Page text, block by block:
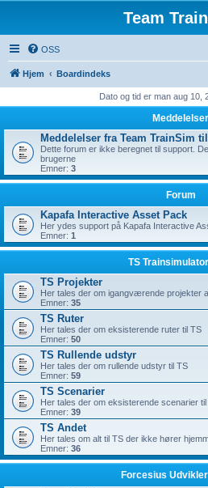
Team
OSS
Hjem Boardindeks
Dato og tid er man aug 10,
Meddelelser
Meddelelser fra Team TrainSim
Dette forum er ikke beregnet til support.
brugerne
Emner: 3
Forum
Kapafa Interactive Asset Pack
Her ydes support på Kapafa Interactive
Emner: 1
TS
TS Projekter
Her tales der om igangværende projekter
Emner: 35
TS Ruter
Her tales der om eksisterende ruter til TS
Emner: 50
TS Rullende udstyr
Her tales der om rullende udstyr til TS
Emner: 59
TS Scenarier
Her tales der om eksisterende scenarier til
Emner: 39
TS Andet
Her tales om alt til TS der ikke hører
Emner: 36
Forcesius